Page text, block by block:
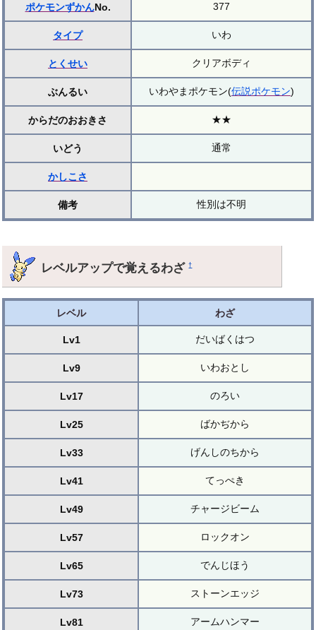
ポケモンずかんNo. 377
タイプ いわ
とくせい クリアボディ
ぶんるい いわやまポケモン(伝説ポケモン)
からだのおおきさ ★★
いどう 通常
かしこさ
備考 性別は不明
レベルアップで覚えるわざ†
レベル わざ
Lv1 だいばくはつ
Lv9 いわおとし
Lv17 のろい
Lv25 ばかぢから
Lv33 げんしのちから
Lv41 てっぺき
Lv49 チャージビーム
Lv57 ロックオン
Lv65 でんじほう
Lv73 ストーンエッジ
Lv81 アームハンマー